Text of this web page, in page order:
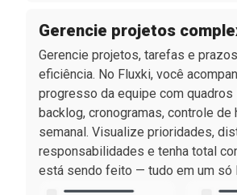
Gerencie projetos
Gerencie projetos, tarefas e
eficiência. No Fluxki, você
progresso da equipe com quadros
backlog, cronogramas, controle de
semanal. Visualize prioridades,
responsabilidades e tenha total
está sendo feito — tudo em um só